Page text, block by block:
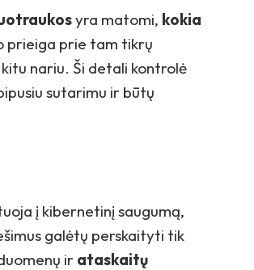
yra matomi, kokia
prieiga prie tam tikrų
nariu. Ši detali kontrolė
sutarimu ir būtų
į kibernetinį saugumą,
galėtų perskaityti tik
ir ataskaitų